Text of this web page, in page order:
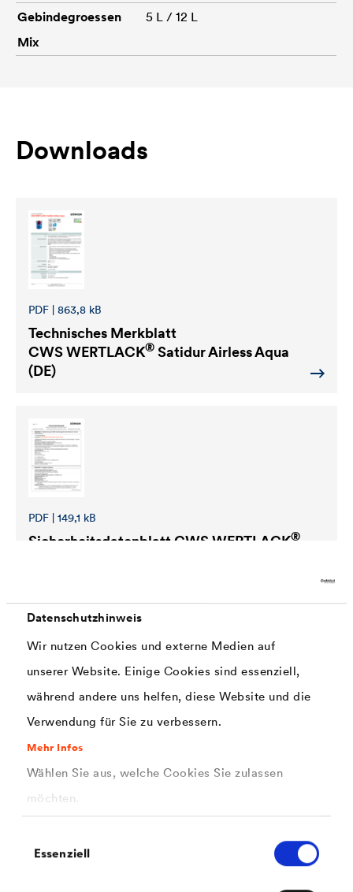
Datenschutzhinweis
Wir nutzen Cookies und externe Medien auf
unserer Website. Einige Cookies sind essenziell,
während andere uns helfen, diese Website und die
Verwendung für Sie zu verbessern.
Mehr Infos
Wählen Sie aus, welche Cookies Sie zulassen
möchten.
Essenziell
Gebindegroessen
Mix
5 L / 12 L
Downloads
PDF | 863,8 kB
Technisches Merkblatt
CWS WERTLACK® Satidur Airless Aqua
(DE)
PDF | 149,1 kB
SicherheitsdatenblattCWS WERTLACK®
SicherheitsdatenblattCWS WERTLACK
Satidur Airless Aqua (DE-BE)